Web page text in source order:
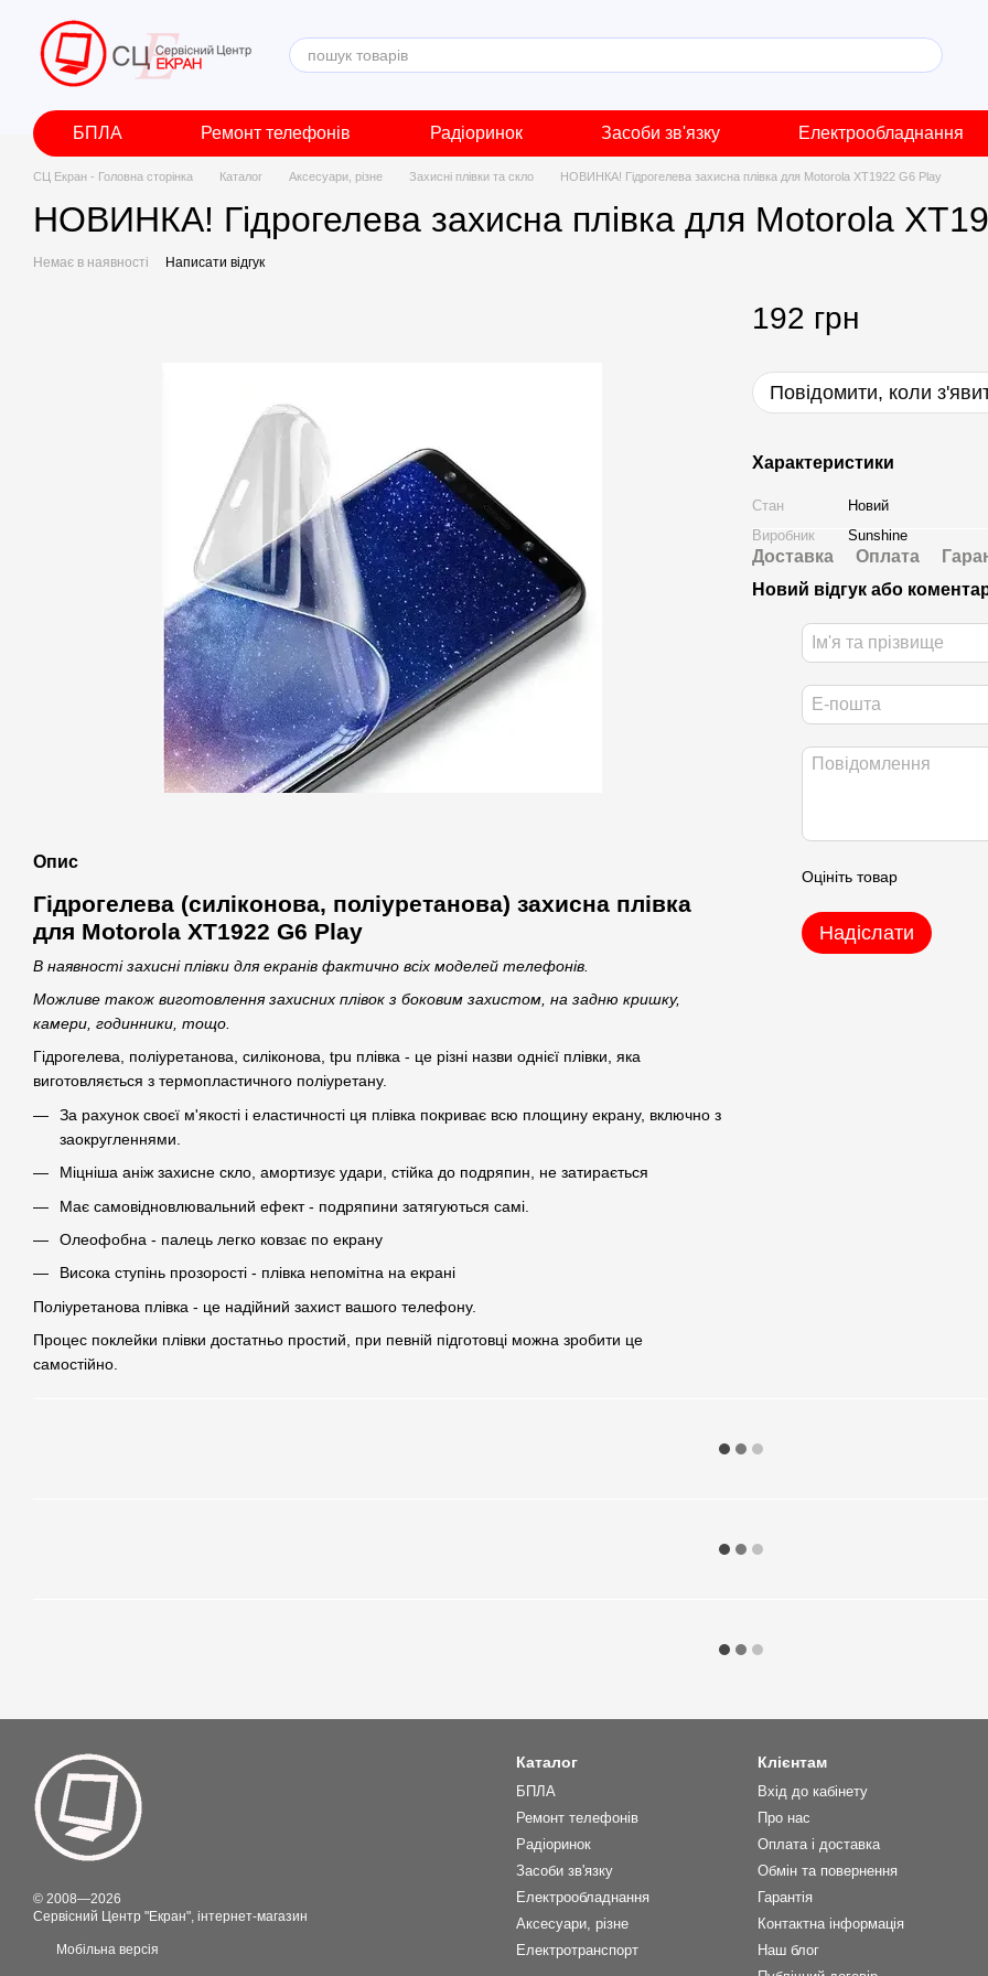
Перейти до основного контенту
БПЛА Ремонт телефонів Радіоринок Засоби зв'язку Електрообладнання
СЦ Екран - Головна сторінка Каталог Аксесуари, різне Захисні плівки та скло НОВИНКА! Гідрогелева захисна плівка для Motorola XT1922 G6 Play
НОВИНКА! Гідрогелева захисна плівка для Motorola
Немає в наявності Написати відгук
Опис
Гідрогелева (силіконова, поліуретанова) захисна плівка
для Motorola XT1922 G6 Play
В наявності захисні плівки для екранів фактично всіх моделей телефонів.
Можливе також виготовлення захисних плівок з боковим захистом, на задню кришку,
камери, годинники, тощо.
Гідрогелева, поліуретанова, силіконова, tpu плівка - це різні назви однієї плівки, яка
виготовляється з термопластичного поліуретану.
За рахунок своєї м'якості і еластичності ця плівка покриває всю площину екрану, включно з
заокругленнями.
Міцніша аніж захисне скло, амортизує удари, стійка до подряпин, не затирається
Має самовідновлювальний ефект - подряпини затягуються самі.
Олеофобна - палець легко ковзає по екрану
Висока ступінь прозорості - плівка непомітна на екрані
Поліуретанова плівка - це надійний захист вашого телефону.
Процес поклейки плівки достатньо простий, при певній підготовці можна зробити це
самостійно.
192 грн
Повідомити, коли
Характеристики
Стан
Новий
Виробник
Sunshine
Доставка Оплата
Новий відгук або
Оцініть товар
Надіслати
© 2008—2026
Сервісний Центр "Екран", інтернет-магазин
Мобільна версія
Каталог
БПЛА
Ремонт телефонів
Радіоринок
Засоби зв'язку
Електрообладнання
Аксесуари, різне
Електротранспорт
Клієнтам
Вхід до кабінету
Про нас
Оплата і доставка
Обмін та повернення
Гарантія
Контактна інформація
Наш блог